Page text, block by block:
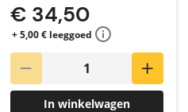
€ 34,50
+ 5,00 € leeggoed
In winkelwagen